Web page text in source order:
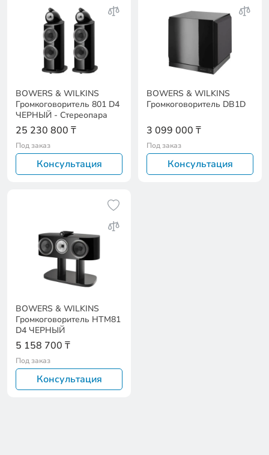
BOWERS & WILKINS
Громкоговоритель 801 D4
ЧЕРНЫЙ - Стереопара
25 230 800 ₸
Под заказ
Консультация
BOWERS & WILKINS
Громкоговоритель DB1D
3 099 000 ₸
Под заказ
Консультация
BOWERS & WILKINS
Громкоговоритель HTM81
D4 ЧЕРНЫЙ
5 158 700 ₸
Под заказ
Консультация